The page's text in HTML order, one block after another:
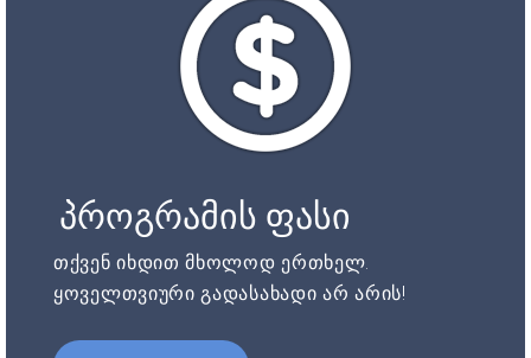
პროგრამის ფასი
თქვენ იხდით მხოლოდ ერთხელ.
ყოველთვიური გადასახადი არ არის!